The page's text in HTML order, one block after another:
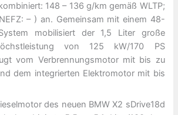
148 – 136 g/km gemäß WLTP;
– ) an. Gemeinsam mit einem 48-
mobilisiert der 1,5 Liter große
von 125 kW/170 PS
vom Verbrennungsmotor mit bis zu
dem integrierten Elektromotor mit bis
des neuen BMW X2 sDrive18d